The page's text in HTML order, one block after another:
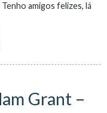
amigos felizes, lá
Grant –